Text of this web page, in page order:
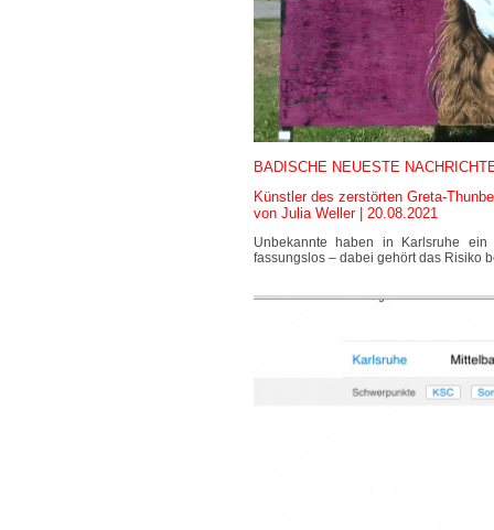
BADISCHE NEUESTE
Künstler des zerstörten Greta-
von Julia Weller | 20.08.2021
Unbekannte haben in Karlsruhe
fassungslos – dabei gehört das Risiko